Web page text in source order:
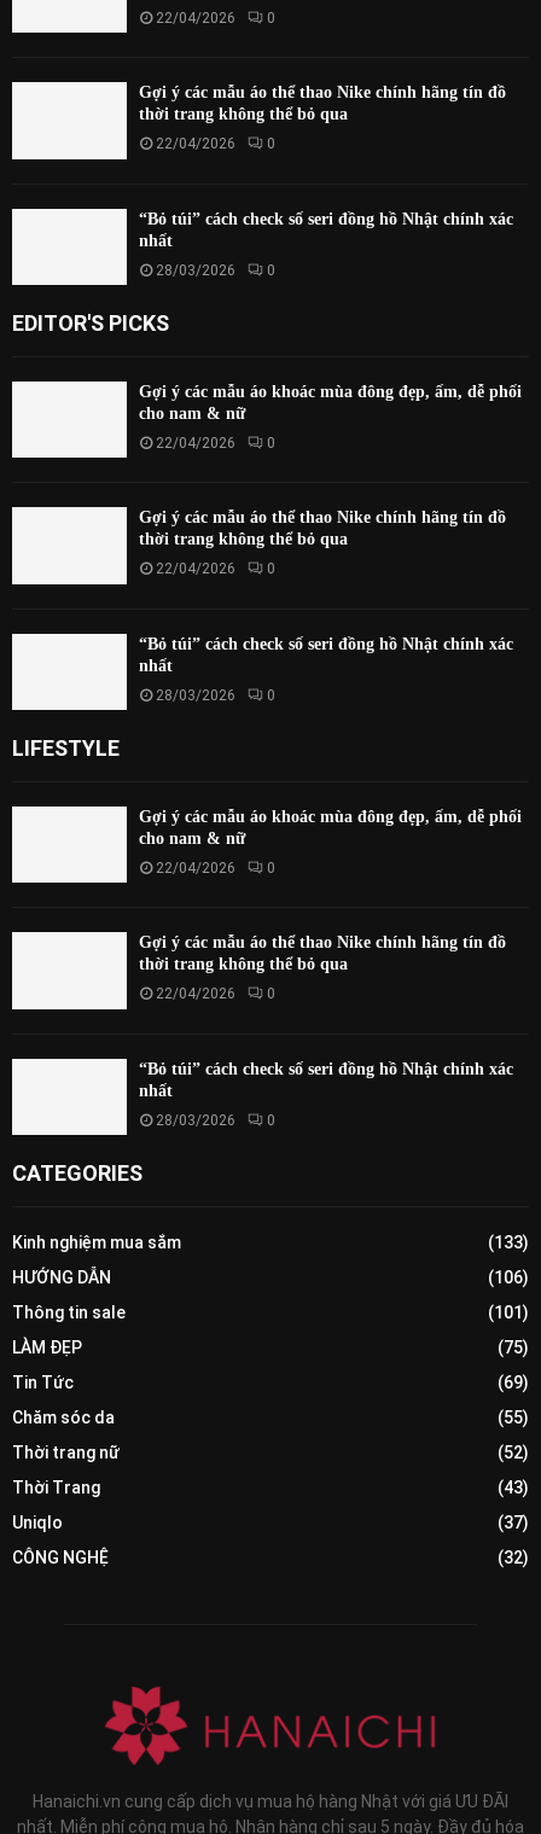
22/04/2026 0
Gợi ý các mẫu áo thể thao Nike chính hãng tín đồ
thời trang không thể bỏ qua
22/04/2026 0
“Bỏ túi” cách check số seri đồng hồ Nhật chính xác
nhất
28/03/2026 0
EDITOR'S PICKS
Gợi ý các mẫu áo khoác mùa đông đẹp, ấm, dễ phối
cho nam & nữ
22/04/2026 0
Gợi ý các mẫu áo thể thao Nike chính hãng tín đồ
thời trang không thể bỏ qua
22/04/2026 0
“Bỏ túi” cách check số seri đồng hồ Nhật chính xác
nhất
28/03/2026 0
LIFESTYLE
Gợi ý các mẫu áo khoác mùa đông đẹp, ấm, dễ phối
cho nam & nữ
22/04/2026 0
Gợi ý các mẫu áo thể thao Nike chính hãng tín đồ
thời trang không thể bỏ qua
22/04/2026 0
“Bỏ túi” cách check số seri đồng hồ Nhật chính xác
nhất
28/03/2026 0
CATEGORIES
Kinh nghiệm mua sắm
(133)
HƯỚNG DẪN
(106)
Thông tin sale
(101)
LÀM ĐẸP
(75)
Tin Tức
(69)
Chăm sóc da
(55)
Thời trang nữ
(52)
Thời Trang
(43)
Uniqlo
(37)
CÔNG NGHỆ
(32)
Hanaichi.vn cung cấp dịch vụ mua hộ hàng Nhật với giá ƯU ĐÃI
nhất. Miễn phí công mua hộ. Nhận hàng chỉ sau 5 ngày. Đầy đủ hóa